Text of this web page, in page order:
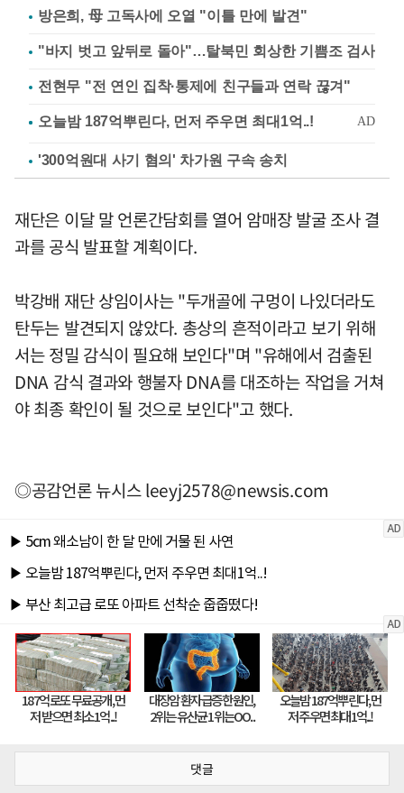
방은희, 母 고독사에 오열 "이틀 만에 발견"
"바지 벗고 앞뒤로 돌아"…탈북민 회상한 기쁨조 검사
전현무 "전 연인 집착·통제에 친구들과 연락 끊겨"
'300억원대 사기 혐의' 차가원 구속 송치
재단은 이달 말 언론간담회를 열어 암매장 발굴 조사 결
과를 공식 발표할 계획이다.
박강배 재단 상임이사는 "두개골에 구멍이 나있더라도
탄두는 발견되지 않았다. 총상의 흔적이라고 보기 위해
서는 정밀 감식이 필요해 보인다"며 "유해에서 검출된
DNA 감식 결과와 행불자 DNA를 대조하는 작업을 거쳐
야 최종 확인이 될 것으로 보인다"고 했다.
◎공감언론 뉴시스leeyj2578@newsis.com
댓글